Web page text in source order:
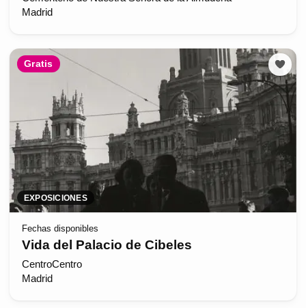
Madrid
Gratis
EXPOSICIONES
Fechas disponibles
Vida del Palacio de Cibeles
CentroCentro
Madrid